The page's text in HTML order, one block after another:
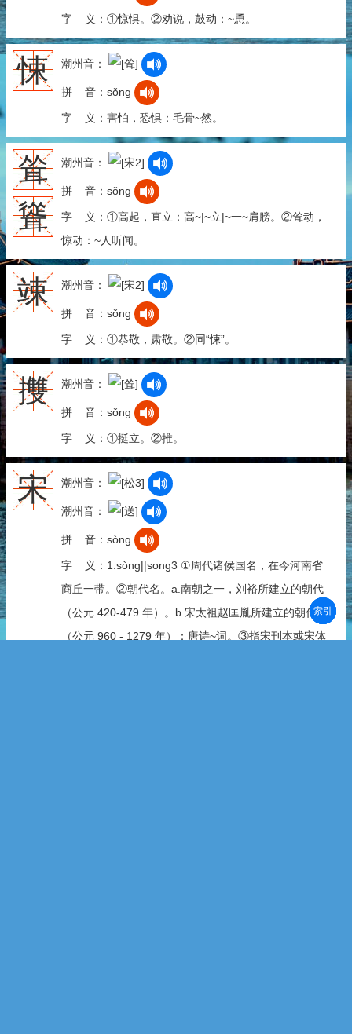
字 义：①惊惧。②劝说，鼓动：~恿。
悚 潮州音：
拼 音：sǒng
字 义：害怕，恐惧：毛骨~然。
耸
聳
潮州音：
拼 音：sǒng
字 义：①高起，直立：高~|~立|~一~肩膀。②耸动，
惊动：~人听闻。
竦 潮州音：
拼 音：sǒng
字 义：①恭敬，肃敬。②同“悚”。
㩳 潮州音：
拼 音：sǒng
字 义：①挺立。②推。
宋 潮州音：
潮州音：
拼 音：sòng
字 义：1.sòng||song3 ①周代诸侯国名，在今河南省
商丘一带。②朝代名。a.南朝之一，刘裕所建立的朝代
（公元 420-479 年）。b.宋太祖赵匡胤所建立的朝代
（公元 960 - 1279 年）：唐诗~词。③指宋刊本或宋体
部首
笔划
拼音
潮拼